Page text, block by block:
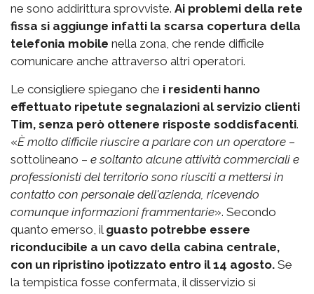
ne sono addirittura sprovviste. Ai problemi della rete
fissa si aggiunge infatti la scarsa copertura della
telefonia mobile nella zona, che rende difficile
comunicare anche attraverso altri operatori.
Le consigliere spiegano che i residenti hanno
effettuato ripetute segnalazioni al servizio clienti
Tim, senza però ottenere risposte soddisfacenti.
«È molto difficile riuscire a parlare con un operatore –
sottolineano – e soltanto alcune attività commerciali e
professionisti del territorio sono riusciti a mettersi in
contatto con personale dell'azienda, ricevendo
comunque informazioni frammentarie». Secondo
quanto emerso, il guasto potrebbe essere
riconducibile a un cavo della cabina centrale,
con un ripristino ipotizzato entro il 14 agosto. Se
la tempistica fosse confermata, il disservizio si